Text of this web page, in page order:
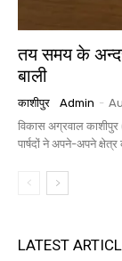
तय समय के
बाली
काशीपुर Admin -
विकास अग्रवाल
पार्षदों ने अपने-अपने
LATEST